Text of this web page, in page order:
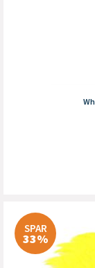
SPAR
33%